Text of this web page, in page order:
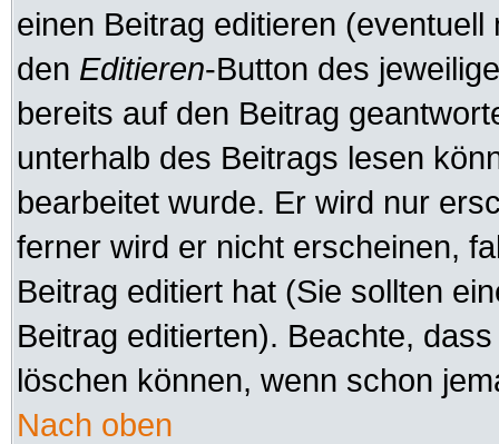
einen Beitrag editieren
den Editieren-Button des
bereits auf den Beitrag
unterhalb des Beitrags lesen
bearbeitet wurde. Er wird nur
ferner wird er nicht erscheinen,
Beitrag editiert hat (Sie sollten
Beitrag editierten). Beachte,
löschen können, wenn schon
Nach oben